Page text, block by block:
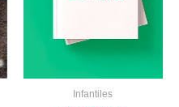
Infantiles